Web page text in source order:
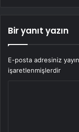
Bir yanıt yazın
E-posta adresiniz
işaretlenmişlerdir